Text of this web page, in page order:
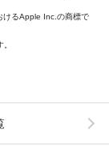
けるApple Inc.の商標で